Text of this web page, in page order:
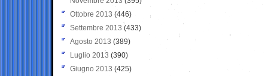
Ottobre 2013 (446)
Settembre 2013 (433)
Agosto 2013 (389)
Luglio 2013 (390)
Giugno 2013 (425)